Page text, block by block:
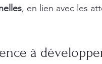
, en lien avec les
à